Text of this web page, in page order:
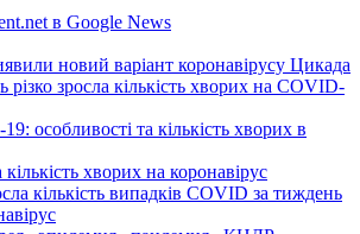
в Google News
новий варіант коронавірусу Цикада
різко зросла кількість хворих на COVID-
особливості та кількість хворих в
хворих на коронавірус
кількість випадків COVID за тиждень